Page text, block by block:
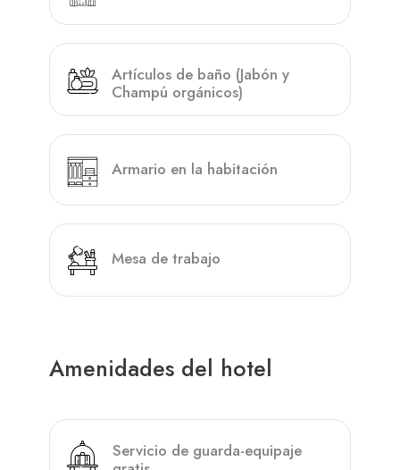
Artículos de baño (Jabón y
Champú orgánicos)
Armario en la habitación
Mesa de trabajo
Amenidades del hotel
Servicio de guarda-equipaje